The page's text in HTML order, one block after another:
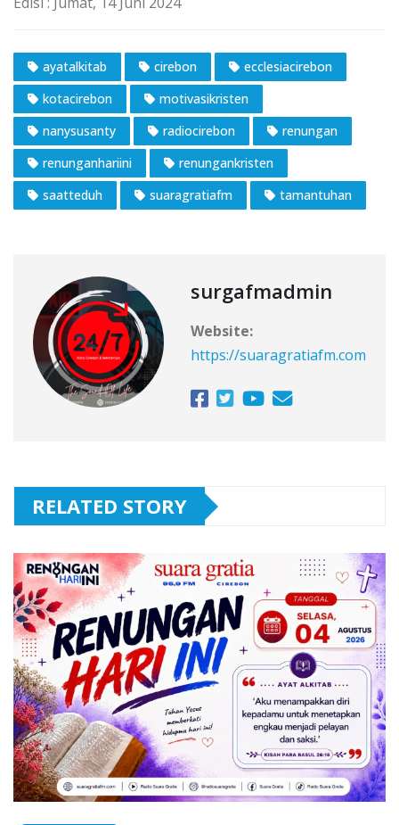
ayatalkitab cirebon
ecclesiacirebon
kotacirebon
motivasikristen
nanysusanty
radiocirebon
renungan
renunganhariini
renungankristen
saatteduh
suaragratiafm tamantuhan
surgafmadmin
Website:
https://suaragratiafm.com
RELATED STORY